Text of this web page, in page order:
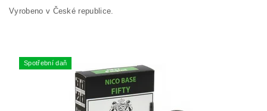
Vyrobeno v České republice.
Spotřební daň